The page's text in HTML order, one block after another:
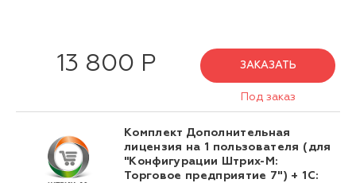
13 800 Р ЗАКАЗАТЬ
Под заказ
Комплект Дополнительная
лицензия на 1 пользователя (для
"Конфигурации Штрих-М:
Торговое предприятие 7") + 1С: